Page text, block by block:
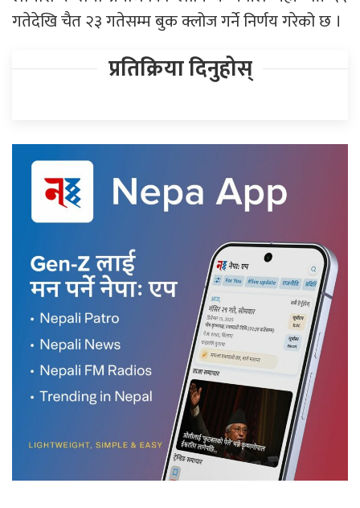
गतेदेखि चैत २३ गतेसम्म बुक क्लोज गर्ने निर्णय गरेको छ ।
प्रतिक्रिया दिनुहोस्